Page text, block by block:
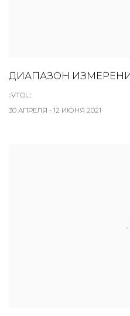
ДИАПАЗОН
::VTOL::
30 АПРЕЛЯ - 12 ИЮНЯ 2021